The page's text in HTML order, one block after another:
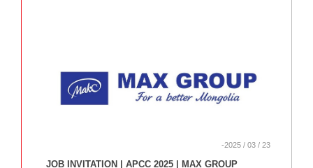
-2025 / 03 / 23
JOB INVITATION | APCC 2025 | MAX GROUP